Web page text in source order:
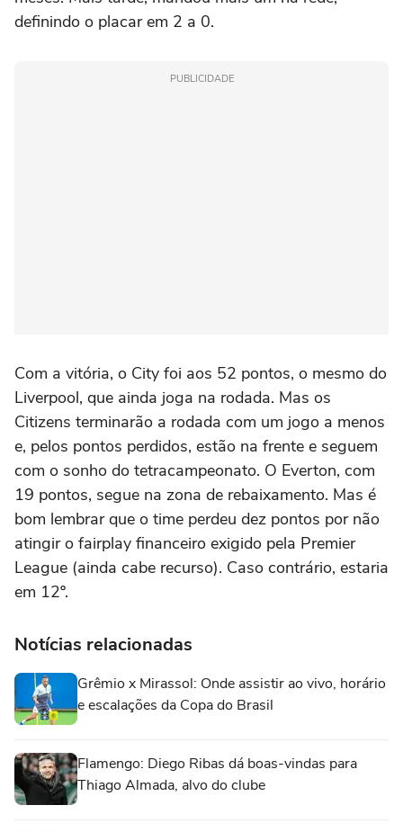
definindo o placar em 2 a 0.
PUBLICIDADE
Com a vitória, o City foi aos 52 pontos, o mesmo do
Liverpool, que ainda joga na rodada. Mas os
Citizens terminarão a rodada com um jogo a menos
e, pelos pontos perdidos, estão na frente e seguem
com o sonho do tetracampeonato. O Everton, com
19 pontos, segue na zona de rebaixamento. Mas é
bom lembrar que o time perdeu dez pontos por não
atingir o fairplay financeiro exigido pela Premier
League (ainda cabe recurso). Caso contrário, estaria
em 12º.
Notícias relacionadas
Grêmio x Mirassol: Onde assistir ao vivo, horário
e escalações da Copa do Brasil
Flamengo: Diego Ribas dá boas-vindas para
Thiago Almada, alvo do clube